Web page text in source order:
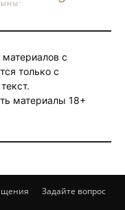
с
только с
материалы 18+
Задайте вопрос